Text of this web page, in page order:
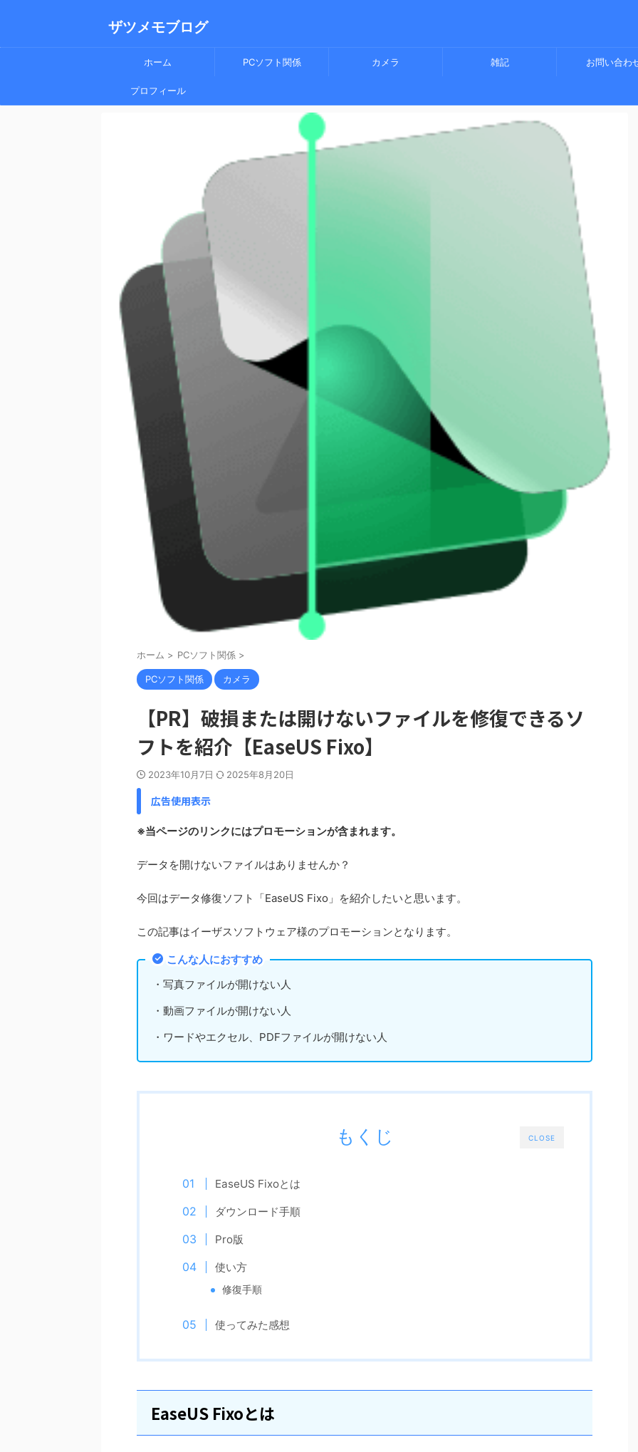
ザツメモブログ
ホーム PCソフト関係 カメラ 雑記 お問い合わ
プロフィール
ホーム > PCソフト関係 >
PCソフト関係 カメラ
【PR】破損または開けないファイルを修復できるソ
フトを紹介【EaseUS Fixo】
2023年10月7日 2025年8月20日
広告使用表示
※当ページのリンクにはプロモーションが含まれます。
データを開けないファイルはありませんか？
今回はデータ修復ソフト「EaseUS Fixo」を紹介したいと思います。
この記事はイーザスソフトウェア様のプロモーションとなります。
こんな人におすすめ
・写真ファイルが開けない人
・動画ファイルが開けない人
・ワードやエクセル、PDFファイルが開けない人
CLOSE
もくじ
EaseUS Fixoとは
ダウンロード手順
Pro版
使い方
修復手順
使ってみた感想
EaseUS Fixoとは